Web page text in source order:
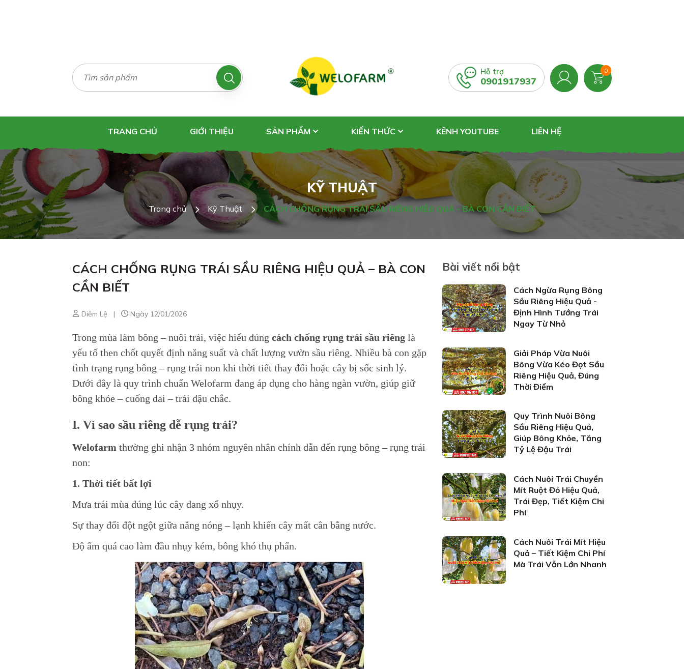
Hỗ trợ
0901917937
0
TRANG CHỦ GIỚI THIỆU SẢN PHẨM KIẾN THỨC KÊNH YOUTUBE LIÊN HỆ
KỸ THUẬT
Trang chủ Kỹ Thuật CÁCH CHỐNG RỤNG TRÁI SẦU RIÊNG HIỆU QUẢ – BÀ CON CẦN BIẾT
CÁCH CHỐNG RỤNG TRÁI SẦU RIÊNG HIỆU QUẢ – BÀ CON
CẦN BIẾT
Diễm Lệ | Ngày 12/01/2026
Trong mùa làm bông – nuôi trái, việc hiểu đúng cách chống rụng trái sầu riêng là
yếu tố then chốt quyết định năng suất và chất lượng vườn sầu riêng. Nhiều bà con gặp
tình trạng rụng bông – rụng trái non khi thời tiết thay đổi hoặc cây bị sốc sinh lý.
Dưới đây là quy trình chuẩn Welofarm đang áp dụng cho hàng ngàn vườn, giúp giữ
bông khỏe – cuống dai – trái đậu chắc.
I. Vì sao sầu riêng dễ rụng trái?
Welofarm thường ghi nhận 3 nhóm nguyên nhân chính dẫn đến rụng bông – rụng trái
non:
1. Thời tiết bất lợi
Mưa trái mùa đúng lúc cây đang xổ nhụy.
Sự thay đổi đột ngột giữa nắng nóng – lạnh khiến cây mất cân bằng nước.
Độ ẩm quá cao làm đầu nhụy kém, bông khó thụ phấn.
Bài viết nổi bật
Cách Ngừa Rụng Bông
Sầu Riêng Hiệu Quả -
Định Hình Tướng Trái
Ngay Từ Nhỏ
Giải Pháp Vừa Nuôi
Bông Vừa Kéo Đọt Sầu
Riêng Hiệu Quả, Đúng
Thời Điểm
Quy Trình Nuôi Bông
Sầu Riêng Hiệu Quả,
Giúp Bông Khỏe, Tăng
Tỷ Lệ Đậu Trái
Cách Nuôi Trái Chuyền
Mít Ruột Đỏ Hiệu Quả,
Trái Đẹp, Tiết Kiệm Chi
Phí
Cách Nuôi Trái Mít Hiệu
Quả – Tiết Kiệm Chi Phí
Mà Trái Vẫn Lớn Nhanh